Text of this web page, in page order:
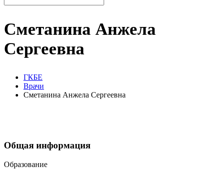
Сметанина Анжела
Сергеевна
ГКБЕ
Врачи
Сметанина Анжела Сергеевна
Общая информация
Образование